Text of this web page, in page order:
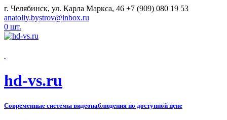
г. Челябинск, ул. Карла Маркса, 46 +7 (909) 080 19 53
anatoliy.bystrov@inbox.ru
0 шт.
hd-vs.ru
Современные системы видеонаблюдения по доступной цене